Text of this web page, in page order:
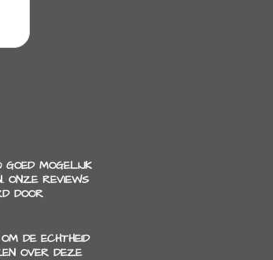
MOGELIJK
ONZE REVIEWS
DOOR
DE ECHTHEID
OVER DEZE